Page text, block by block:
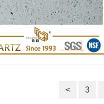
< 3